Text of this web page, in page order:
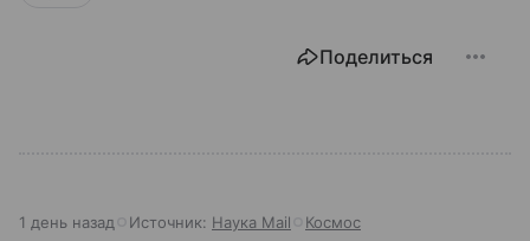
Поделиться
1 день назад Источник: Наука Mail Космос